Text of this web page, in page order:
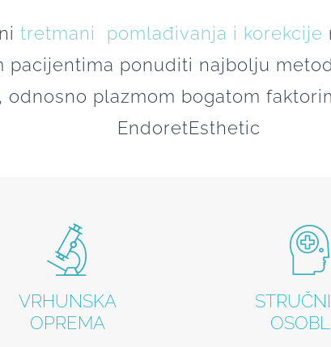
tretmani pomlađivanja i korekcije
pacijentima ponuditi najbolju
, odnosno plazmom bogatom
EndoretEsthetic
VRHUNSKA
OPREMA